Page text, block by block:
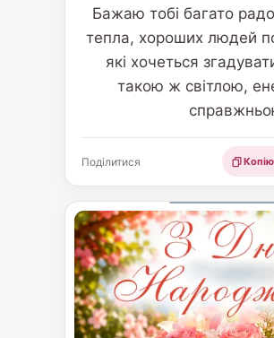
Бажаю тобі багато
тепла, хороших людей
які хочеться
такою ж світлою,
Поділитися